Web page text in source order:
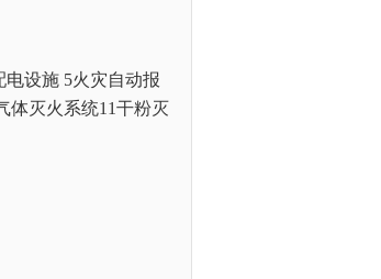
设施 5火灾自动报
体灭火系统11干粉灭